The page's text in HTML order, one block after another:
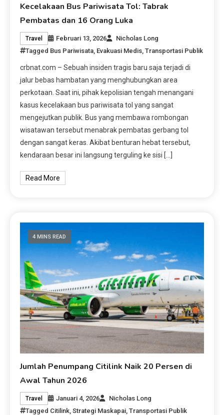
Kecelakaan Bus Pariwisata Tol: Tabrak
Pembatas dan 16 Orang Luka
Travel Februari 13, 2026
Nicholas Long
Tagged Bus Pariwisata Evakuasi Medis ,Transportasi Publik
crbnat.com – Sebuah insiden tragis baru saja terjadi di
jalur bebas hambatan yang menghubungkan area
perkotaan. Saat ini, pihak kepolisian tengah menangani
kasus kecelakaan bus pariwisata tol yang sangat
mengejutkan publik. Bus yang membawa rombongan
wisatawan tersebut menabrak pembatas gerbang tol
dengan sangat keras. Akibat benturan hebat tersebut,
kendaraan besar ini langsung terguling ke sisi […]
Read More
4 MINS READ
Jumlah Penumpang Citilink Naik 20 Persen di
Awal Tahun 2026
Travel Januari 4, 2026
Nicholas Long
Tagged Citilink ,Strategi Maskapai ,Transportasi Publik